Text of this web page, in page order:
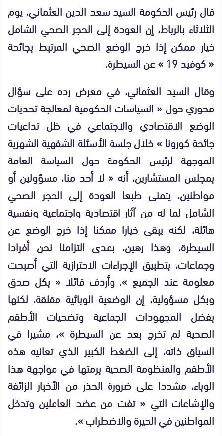
قال رئيس الحكومة السيد سعد الدين العثماني، يوم
الثلاثاء بالرباط، إن العودة إلى الحجر الصحي الشامل
خيار ممكن إذا خرج الوضع الصحي المرتبط بجائحة
« كوفيد 19 » عن السيطرة.
وقال السيد العثماني، في معرض رده على سؤال
محوري حول « السياسات الحكومية لمعالجة تحديات
الوضع الاقتصادي والاجتماعي في ظل تداعيات
جائحة كورونا » خلال جلسة الأسئلة الشفهية الشهرية
الموجهة لرئيس الحكومة حول السياسة العامة
بمجلس المستشارين، أنه « لا أحد منا، مسؤولين أو
مواطنين، يتمنى طبعا العودة إلى الحجر الصحي
الشامل لما له من آثار اقتصادية واجتماعية ونفسية
هائلة، لكنه يبقى خيارا ممكنا إذا خرج الوضع عن
السيطرة، وهذا رهين، بمدى التزامنا نحن أفرادا
وجماعات، بتطبيق الإجراءات الاحترازية التي أصبحت
معلومة عند الجميع ». وأردف قائلا « بكل صدق
وبكل مسؤولية، إن الوضعية الوبائية مقلقة، لكنها
بفضل المجهودات الجماعية وتضحيات الأطقم
الصحية لم تخرج بعد عن السيطرة »، مشيرا في
السياق ذاته، إلى الضغط الكبير الذي تعانيه هذه
الأطقم والمنظومة الصحية برمتها في مواجهة هذا
الوباء، مشددا على ضرورة الحذر من الأخبار الزائفة
والإشاعات التي « تفت من عضد العاملين وتدخل
المواطنين في الحيرة والاضطراب ».